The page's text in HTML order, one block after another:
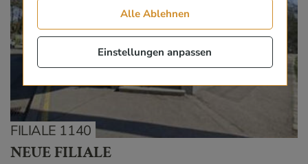
FILIALE 1140
NEUE FILIALE
Einstellungen anpassen
Alle Ablehnen